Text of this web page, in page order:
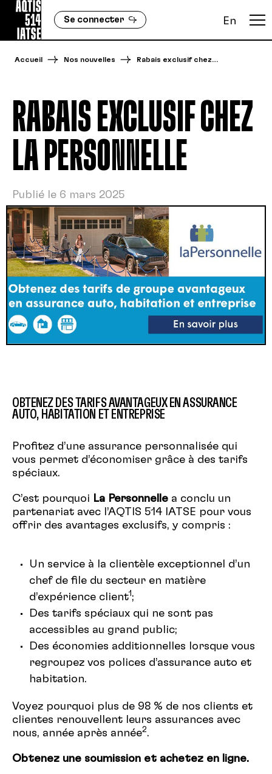
Se connecter En
Accueil Nos nouvelles Rabais exclusif chez…
RABAIS EXCLUSIF CHEZ
LA PERSONNELLE
Publié le 6 mars 2025
OBTENEZ DES TARIFS AVANTAGEUX EN ASSURANCE
AUTO, HABITATION ET ENTREPRISE
Profitez d’une assurance personnalisée qui
vous permet d’économiser grâce à des tarifs
spéciaux.
C’est pourquoi La Personnelle a conclu un
partenariat avec l’AQTIS 514 IATSE pour vous
offrir des avantages exclusifs, y compris :
Un service à la clientèle exceptionnel d’un
chef de file du secteur en matière
d’expérience client1 ;
Des tarifs spéciaux qui ne sont pas
accessibles au grand public;
Des économies additionnelles lorsque vous
regroupez vos polices d’assurance auto et
habitation.
Voyez pourquoi plus de 98 % de nos clients et
clientes renouvellent leurs assurances avec
nous, année après année2.
Obtenez une soumission et achetez en ligne.